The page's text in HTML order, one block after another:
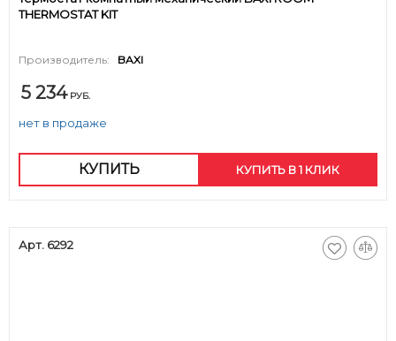
THERMOSTAT KIT
Производитель: BAXI
5 234 РУБ.
нет в продаже
КУПИТЬ КУПИТЬ В 1 КЛИК
Арт. 6292